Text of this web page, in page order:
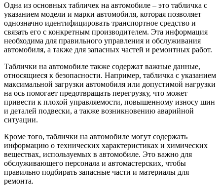
Одна из основных табличек на автомобиле – это табличка с
указанием модели и марки автомобиля, которая позволяет
однозначно идентифицировать транспортное средство и
связать его с конкретным производителем. Эта информация
необходима для правильного управления и обслуживания
автомобиля, а также для запасных частей и ремонтных работ.
Таблички на автомобиле также содержат важные данные,
относящиеся к безопасности. Например, табличка с указанием
максимальной загрузки автомобиля или допустимой нагрузки
на ось помогает предотвращать перегрузку, что может
привести к плохой управляемости, повышенному износу шин
и деталей подвески, а также возникновению аварийной
ситуации.
Кроме того, таблички на автомобиле могут содержать
информацию о технических характеристиках и химических
веществах, используемых в автомобиле. Это важно для
обслуживающего персонала и автомастерских, чтобы
правильно подбирать запасные части и материалы для
ремонта.